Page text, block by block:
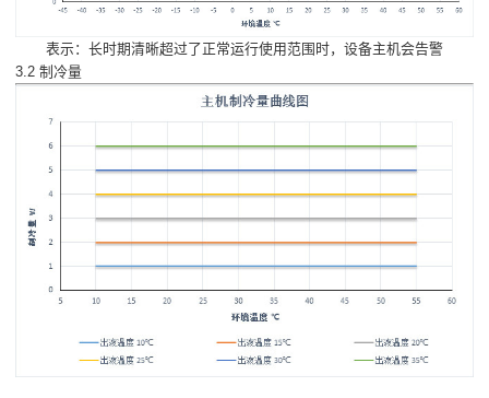
表示：长时期清晰超过了正常运行使用范围时，设备主机会告警
3.2 制冷量